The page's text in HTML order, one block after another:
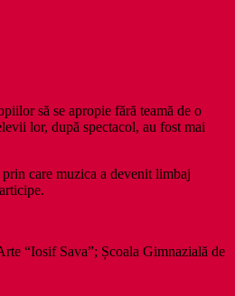
să se apropie fără teamă de o
lor, după spectacol, au fost mai
care muzica a devenit limbaj
“Iosif Sava”; Școala Gimnazială de